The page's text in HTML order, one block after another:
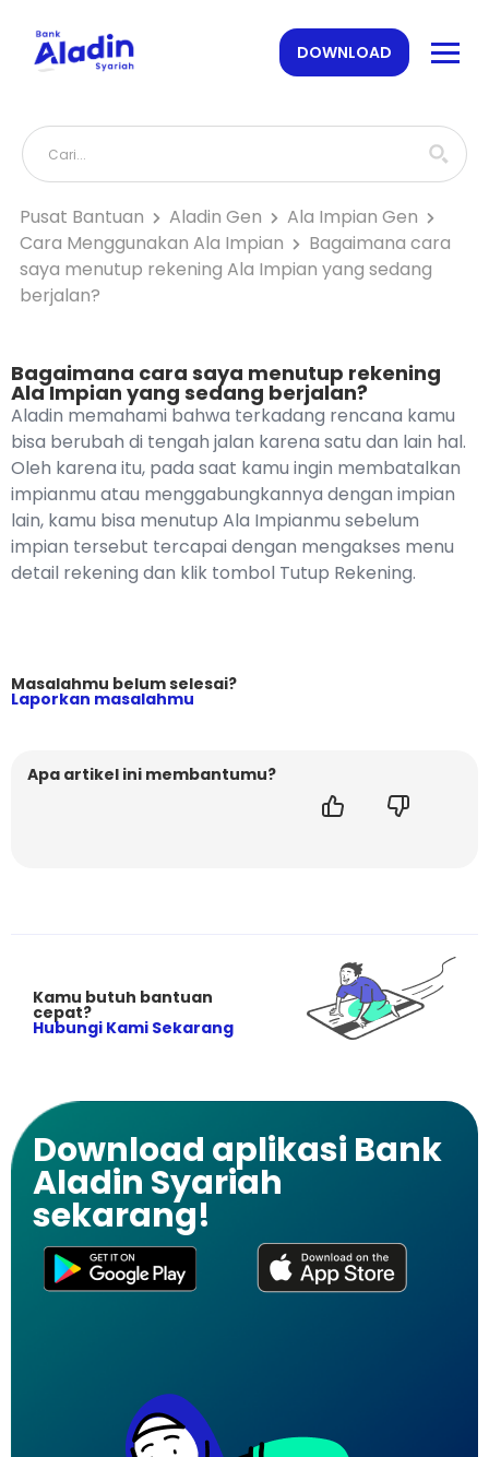
DOWNLOAD
Pusat Bantuan Aladin Gen
Ala Impian Gen
Cara Menggunakan Ala Impian
Bagaimana cara
saya menutup rekening Ala Impian yang sedang
berjalan?
Bagaimana cara saya menutup rekening
Ala Impian yang sedang berjalan?
Aladin memahami bahwa terkadang rencana kamu
bisa berubah di tengah jalan karena satu dan lain hal.
Oleh karena itu, pada saat kamu ingin membatalkan
impianmu atau menggabungkannya dengan impian
lain, kamu bisa menutup Ala Impianmu sebelum
impian tersebut tercapai dengan mengakses menu
detail rekening dan klik tombol Tutup Rekening.
Masalahmu belum selesai?
Laporkan masalahmu
Apa artikel ini membantumu?
Kamu butuh bantuan
cepat?
Hubungi Kami Sekarang
Download aplikasi Bank
Aladin Syariah
sekarang!